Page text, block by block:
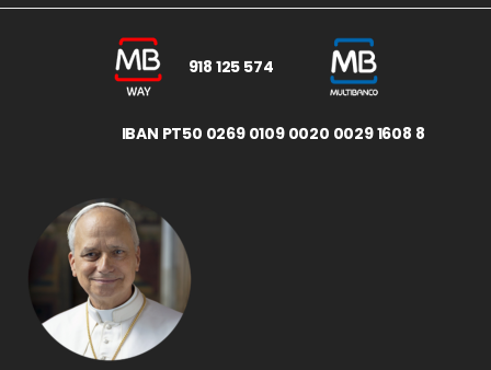
918 125 574
IBAN PT50 0269 0109 0020 0029 1608 8